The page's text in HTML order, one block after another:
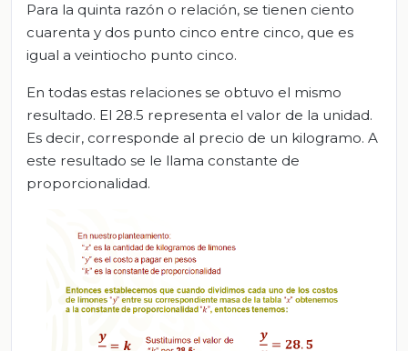
Para la quinta razón o relación, se tienen ciento
cuarenta y dos punto cinco entre cinco, que es
igual a veintiocho punto cinco.
En todas estas relaciones se obtuvo el mismo
resultado. El 28.5 representa el valor de la unidad.
Es decir, corresponde al precio de un kilogramo. A
este resultado se le llama constante de
proporcionalidad.